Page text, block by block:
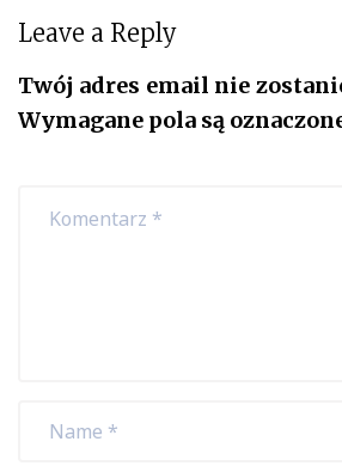
Leave a Reply
Twój adres email nie
Wymagane pola są